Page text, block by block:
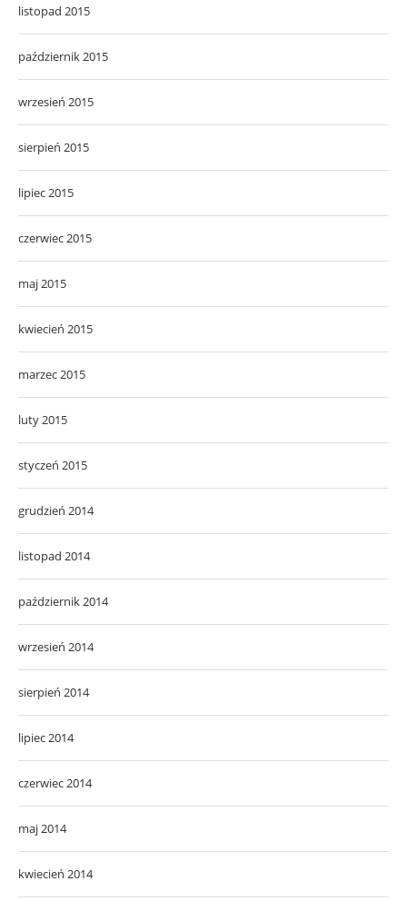
listopad 2015
październik 2015
wrzesień 2015
sierpień 2015
lipiec 2015
czerwiec 2015
maj 2015
kwiecień 2015
marzec 2015
luty 2015
styczeń 2015
grudzień 2014
listopad 2014
październik 2014
wrzesień 2014
sierpień 2014
lipiec 2014
czerwiec 2014
maj 2014
kwiecień 2014